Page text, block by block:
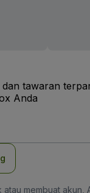
tawaran
Anda
atau membuat akun,